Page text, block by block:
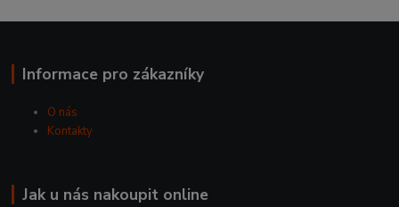
Informace pro zákazníky
O nás
Kontakty
Jak u nás nakoupit online